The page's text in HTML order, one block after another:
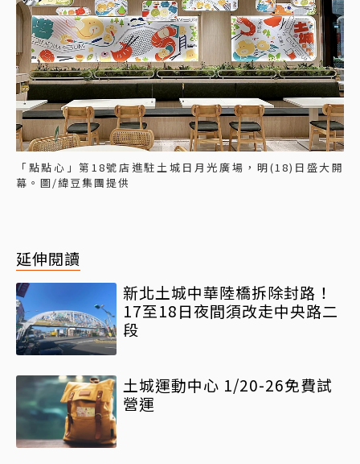
「點點心」第18號店進駐土城日月光廣場，明(18)日盛大開
幕。圖/緯豆集團提供
延伸閱讀
新北土城中華陸橋拆除封路！
17至18日夜間須改走中央路二
段
土城運動中心 1/20-26免費試
營運